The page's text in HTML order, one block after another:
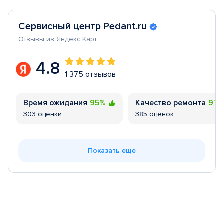
Сервисный центр Pedant.ru
Отзывы из Яндекс Карт
4.8 1 375 отзывов
Время ожидания 95%
303 оценки
Качество ремонта
385 оценок
Показать еще